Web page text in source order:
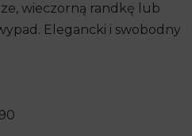
wieczorną randkę lub
Elegancki i swobodny